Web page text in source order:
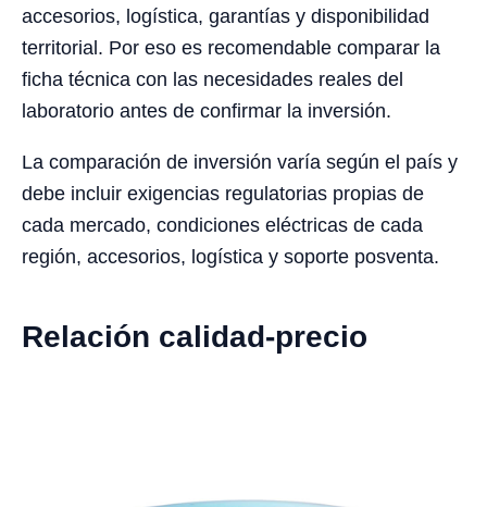
accesorios, logística, garantías y disponibilidad
territorial. Por eso es recomendable comparar la
ficha técnica con las necesidades reales del
laboratorio antes de confirmar la inversión.
La comparación de inversión varía según el país y
debe incluir exigencias regulatorias propias de
cada mercado, condiciones eléctricas de cada
región, accesorios, logística y soporte posventa.
Relación calidad-precio